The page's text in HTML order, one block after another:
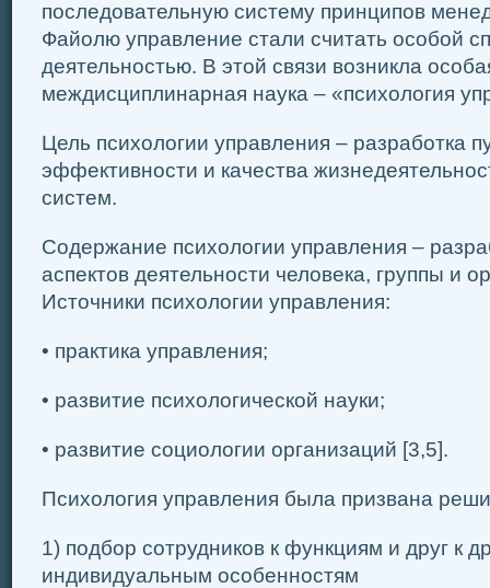
последовательную систему принципов
Файолю управление стали считать особой
деятельностью. В этой связи возникла
междисциплинарная наука – «психология
Цель психологии управления – разработка
эффективности и качества
систем.
Содержание психологии управления –
аспектов деятельности человека, группы и
Источники психологии управления:
• практика управления;
• развитие психологической науки;
• развитие социологии организаций [3,5].
Психология управления была призвана
1) подбор сотрудников к функциям и друг к
индивидуальным особенностям